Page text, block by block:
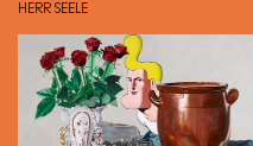
HERR SEELE